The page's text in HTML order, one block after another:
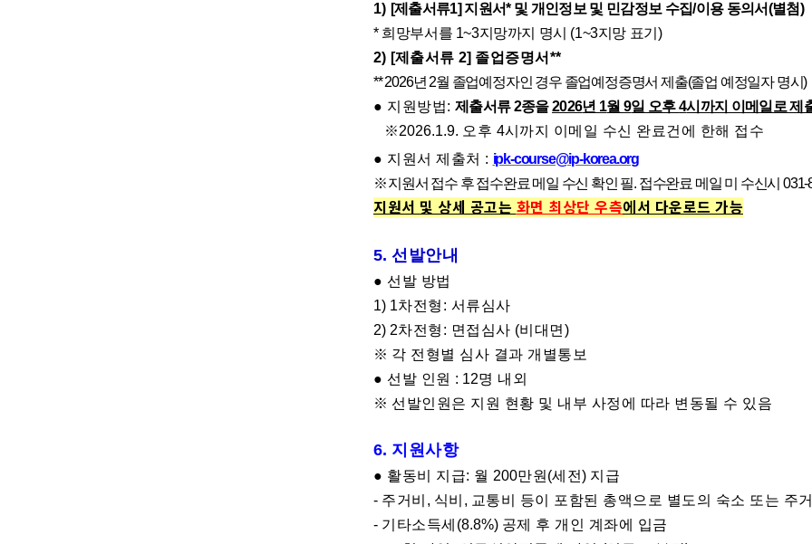
1) [제출서류1] 지원서* 및 개인정보 및 민감정보 수집/이용 동의서(별첨)
* 희망부서를 1~3지망까지 명시 (1~3지망 표기 )
2) [제출서류 2] 졸업증명서 **
** 2026년 2월 졸업예정자인 경우 졸업예정증명서 제출(졸업 예정일자 명시)
● 지원방법: 제출서류2종을2026년 1월9일 오후4시까지 이메일로 제
※2026.1.9. 오후 4시까지 이메일 수신 완료건에 한해 접수
● 지원서 제출처 : ipk-course@ip-korea.org
※지원서 접수 후 접수완료 메일 수신 확인 필. 접수완료 메일 미 수신시031-
지원서 및 상세 공고는 화면 최상단 우측에서 다운로드 가능
5. 선발안내
● 선발 방법
1) 1차전형: 서류심사
2) 2차전형: 면접심사 (비대면 )
※ 각 전형별 심사 결과 개별통보
● 선발 인원 : 12명 내외
※ 선발인원은 지원 현황 및 내부 사정에 따라 변동될 수 있음
6. 지원사항
● 활동비 지급: 월 200만원 (세전) 지급
- 주거비 , 식비 , 교통비 등이 포함된 총액으로 별도의 숙소 또는 주
- 기타소득세 (8.8%) 공제 후 개인 계좌에 입금